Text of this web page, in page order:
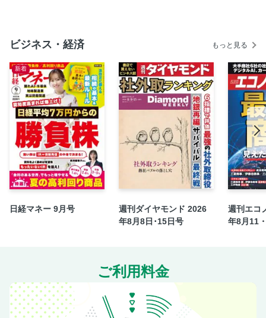
ビジネス・経済 もっと見る
新着
日経マネー 9月号
週刊ダイヤモンド 2026
年8月8日･15日号
週刊エコ
年8月11
ご利用料金